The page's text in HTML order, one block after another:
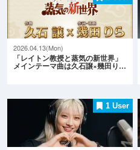
2026.04.13(Mon)
「レイトン教授と蒸気の新世界」
メインテーマ曲は久石譲×幾田り…
1 User